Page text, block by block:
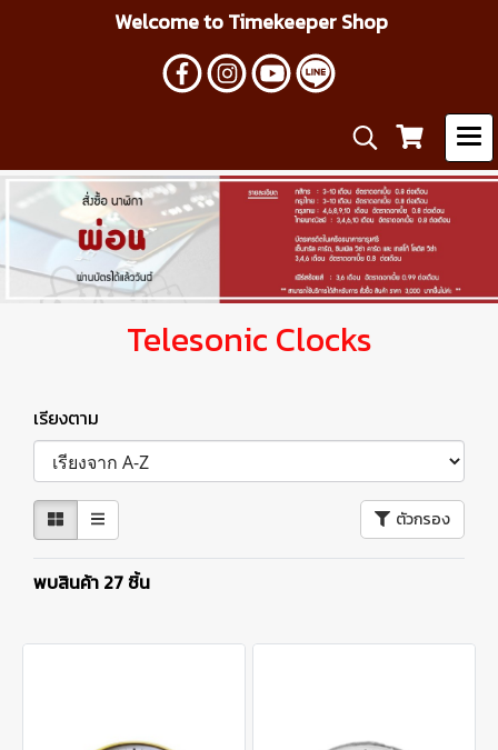
Welcome to Timekeeper Shop
Telesonic Clocks
เรียงตาม
ตัวกรอง
พบสินค้า 27 ชิ้น